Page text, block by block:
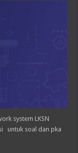
system LKSN
untuk soal dan pka